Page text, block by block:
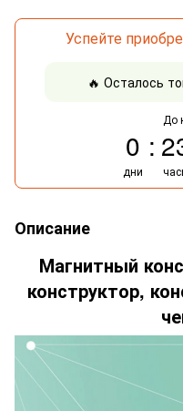
Успейте
🔥 Осталось
До
0
дни
Описание
Магнитный
конструктор,